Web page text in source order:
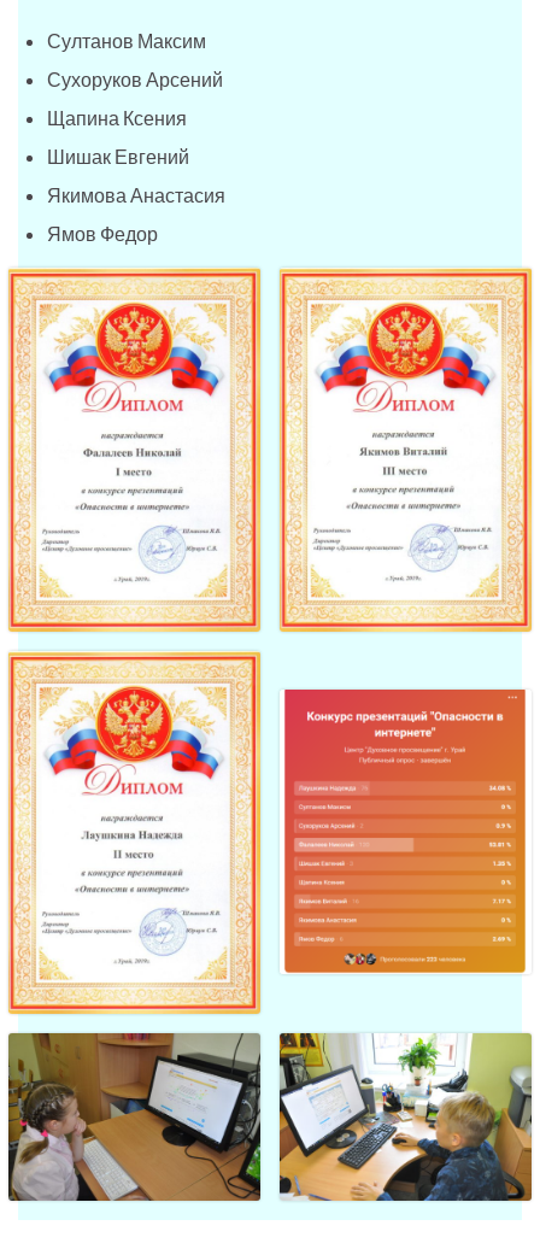
Султанов Максим
Сухоруков Арсений
Щапина Ксения
Шишак Евгений
Якимова Анастасия
Ямов Федор